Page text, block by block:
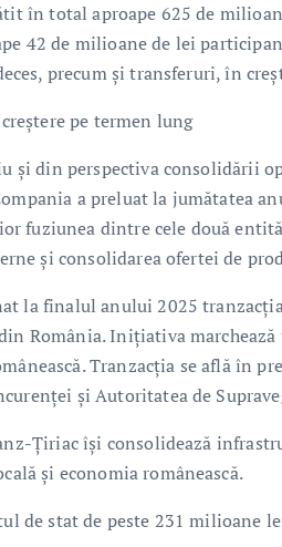
în total aproape 625 de
42 de milioane de lei
precum și transferuri, în
pe termen lung
și din perspectiva consolidării
a preluat la jumătatea
fuziunea dintre cele două
și consolidarea ofertei de
la finalul anului 2025
România. Inițiativa
Tranzacția se află în
și Autoritatea de
Țiriac își consolidează
și economia românească.
de stat de peste 231